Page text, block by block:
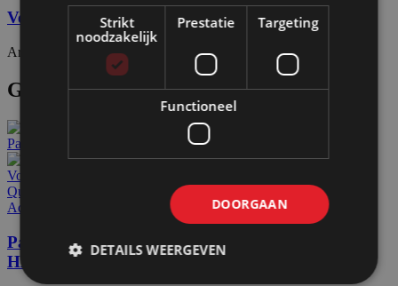
Verlichting LED-tube tbv stemhok of pashokje
Artikelnummer: 70220 Excl. BTW
Gerelateerde producten
Voeg toe aan offerteaanvraag
Quick view
Add to wishlist
Pashokje demontabel wit en 1x aanbouw
HxBxD200x200x100cm CBX
Strikt
noodzakelijk
Prestatie Targeting
Functioneel
DOORGAAN
DETAILS WEERGEVEN